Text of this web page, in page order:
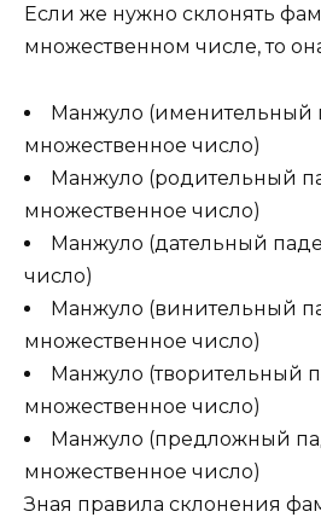
Если же нужно склонять
множественном числе, то
Манжуло (именительный
множественное число)
Манжуло (родительный
множественное число)
Манжуло (дательный
число)
Манжуло (винительный
множественное число)
Манжуло (творительный
множественное число)
Манжуло (предложный
множественное число)
Зная правила склонения